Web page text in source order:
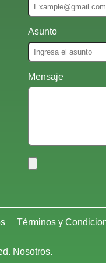
Asunto
Mensaje
Términos y
Nosotros.